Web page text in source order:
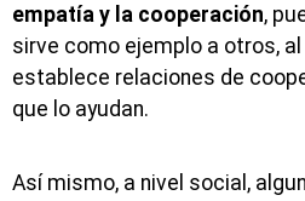
empatía y la cooperación,
sirve como ejemplo a otros,
establece relaciones de
que lo ayudan.
Así mismo, a nivel social,